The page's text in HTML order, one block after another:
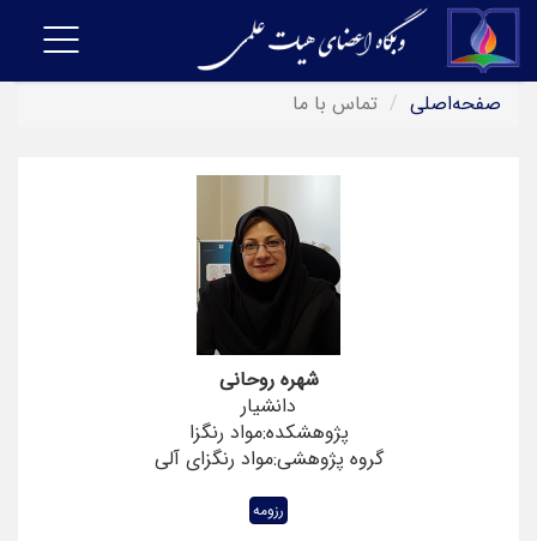
Toggle
صفحه‌اصلی
تماس با ما
شهره روحانی
دانشیار
پژوهشکده:مواد رنگزا
گروه پژوهشی:مواد رنگزای آلی
رزومه